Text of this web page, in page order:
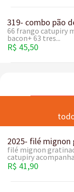
319- combo pão
66 frango catupiry
bacon+ 63 tres...
R$ 45,50
2025- filé mignon
filé mignon
catupiry
R$ 41,90